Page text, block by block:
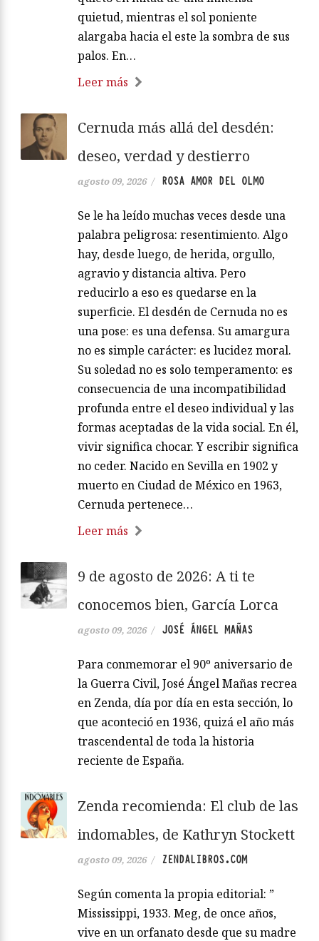
quietud, mientras el sol poniente
alargaba hacia el este la sombra de sus
palos. En…
Leer más
Cernuda más allá del desdén:
deseo, verdad y destierro
agosto 09, 2026 / ROSA AMOR DEL OLMO
Se le ha leído muchas veces desde una
palabra peligrosa: resentimiento. Algo
hay, desde luego, de herida, orgullo,
agravio y distancia altiva. Pero
reducirlo a eso es quedarse en la
superficie. El desdén de Cernuda no es
una pose: es una defensa. Su amargura
no es simple carácter: es lucidez moral.
Su soledad no es solo temperamento: es
consecuencia de una incompatibilidad
profunda entre el deseo individual y las
formas aceptadas de la vida social. En él,
vivir significa chocar. Y escribir significa
no ceder. Nacido en Sevilla en 1902 y
muerto en Ciudad de México en 1963,
Cernuda pertenece…
Leer más
9 de agosto de 2026: A ti te
conocemos bien, García Lorca
agosto 09, 2026 / JOSÉ ÁNGEL MAÑAS
Para conmemorar el 90º aniversario de
la Guerra Civil, José Ángel Mañas recrea
en Zenda, día por día en esta sección, lo
que aconteció en 1936, quizá el año más
trascendental de toda la historia
reciente de España.
Zenda recomienda: El club de las
indomables, de Kathryn Stockett
agosto 09, 2026 / ZENDALIBROS.COM
Según comenta la propia editorial: ”
Mississippi, 1933. Meg, de once años,
vive en un orfanato desde que su madre